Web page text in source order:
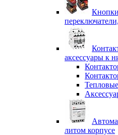
аксессуары к
литом корпусе